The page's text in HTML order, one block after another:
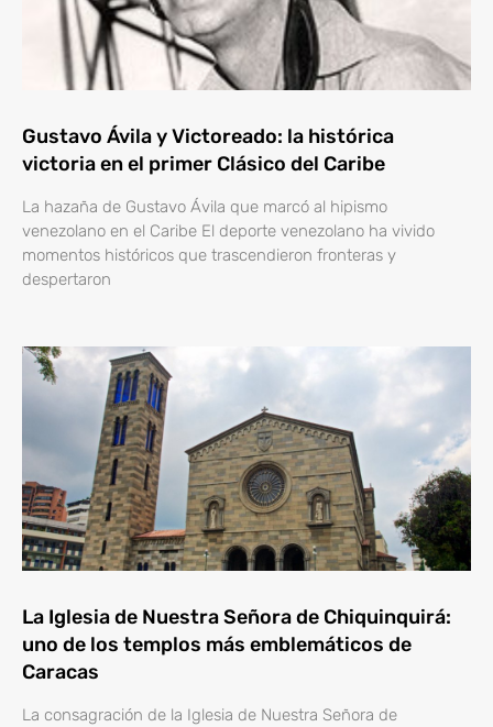
Gustavo Ávila y Victoreado: la histórica
victoria en el primer Clásico del Caribe
La hazaña de Gustavo Ávila que marcó al hipismo
venezolano en el Caribe El deporte venezolano ha vivido
momentos históricos que trascendieron fronteras y
despertaron
La Iglesia de Nuestra Señora de Chiquinquirá:
uno de los templos más emblemáticos de
Caracas
La consagración de la Iglesia de Nuestra Señora de